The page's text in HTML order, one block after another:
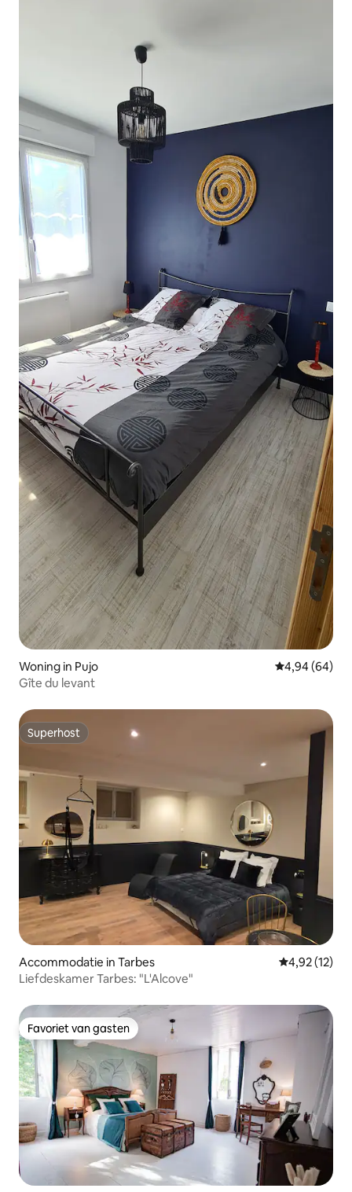
Woning in Pujo Gemiddelde
4,94 (64)
Gîte du levant
Superhost
Superhost
Accommodatie in Tarbes Gemiddelde
4,92 (12)
Liefdeskamer Tarbes: "L'Alcove"
Favoriet van gasten
Favoriet van gasten